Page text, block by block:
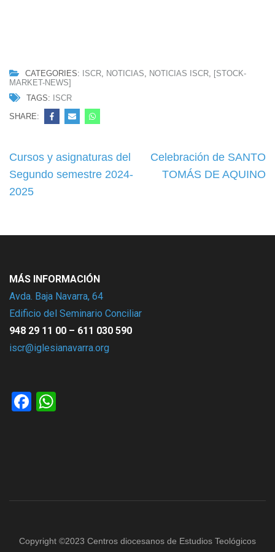
CATEGORIES: ISCR, NOTICIAS, NOTICIAS ISCR, [STOCK-
MARKET-NEWS]
TAGS:
ISCR
SHARE:
Navegación
de
entradas
Cursos y asignaturas del
Segundo semestre 2024-
2025
Celebración de SANTO
TOMÁS DE AQUINO
MÁS INFORMACIÓN
Avda. Baja Navarra, 64
Edificio del Seminario Conciliar
948 29 11 00 – 611 030 590
iscr@iglesianavarra.org
Facebook
Copyright ©2023 Centros diocesanos de Estudios Teológicos